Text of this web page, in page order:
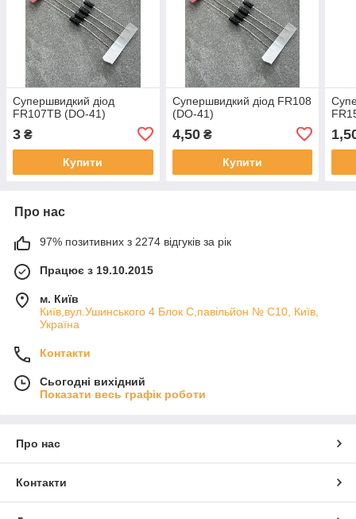
Супершвидкий діод
FR107TB (DO-41)
3 ₴
Купити
Супершвидкий діод FR108
(DO-41)
4,50₴
Купити
Про нас
97% позитивних з 2274 відгуків за рік
Працює з 19.10.2015
м. Київ
Київ,вул.Ушинського 4 Блок С,павільйон № С10, Київ,
Україна
Контакти
Сьогодні вихідний
Показати весь графік роботи
Про нас
Контакти